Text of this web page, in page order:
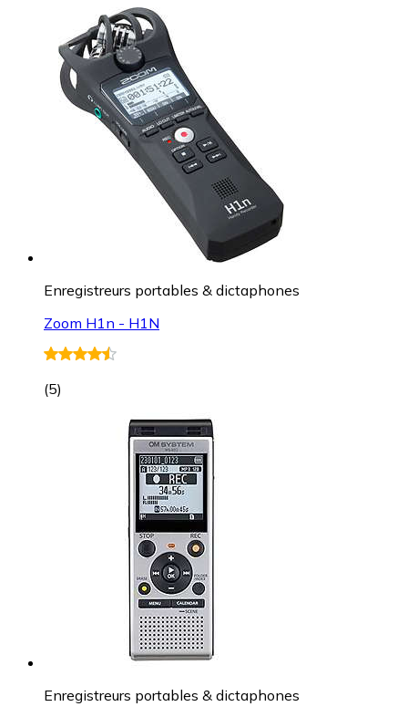
Enregistreurs portables & dictaphones
Zoom H1n - H1N
(5)
Enregistreurs portables & dictaphones